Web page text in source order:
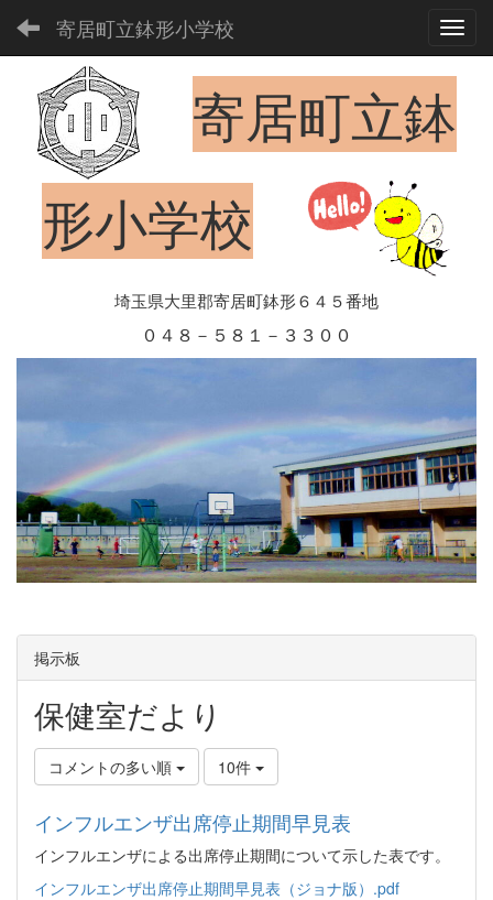
寄居町立鉢形小学校
寄居町立鉢
形小学校
埼玉県大里郡寄居町鉢形６４５番地
０４８－５８１－３３００
掲示板
保健室だより
コメントの多い順 10件
インフルエンザ出席停止期間早見表
インフルエンザによる出席停止期間について示した表です。
インフルエンザ出席停止期間早見表（ジョナ版）.pdf